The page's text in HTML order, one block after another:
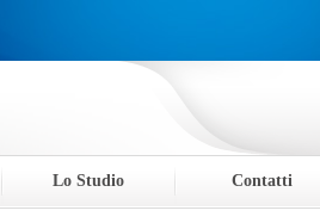
Lo Studio Contatti